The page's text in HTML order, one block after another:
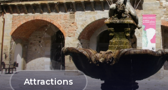
arrow_backAttractions